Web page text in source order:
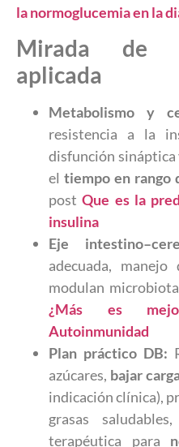
la normoglucemia en la
Mirada de
aplicada
Metabolismo y
resistencia a la
disfunción
el tiempo en rango
postQue es la
insulina
Eje
adecuada,
modulan
¿Más es
Autoinmunidad
Plan práctico DB:
azúcares, bajar
indicación clínica),
grasas
terapéutica para